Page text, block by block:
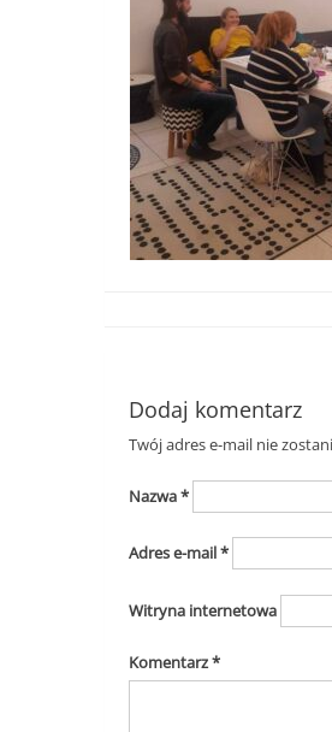
Dodaj komentarz
Twój adres e-mail nie
Nazwa*
Adres e-mail*
Witryna internetowa
Komentarz*